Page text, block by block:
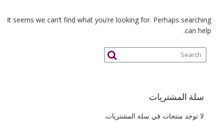
It seems we can’t find what you’re looking for. Perhaps searching
can help.
سلة المشتريات
لا توجد منتجات في سلة المشتريات.